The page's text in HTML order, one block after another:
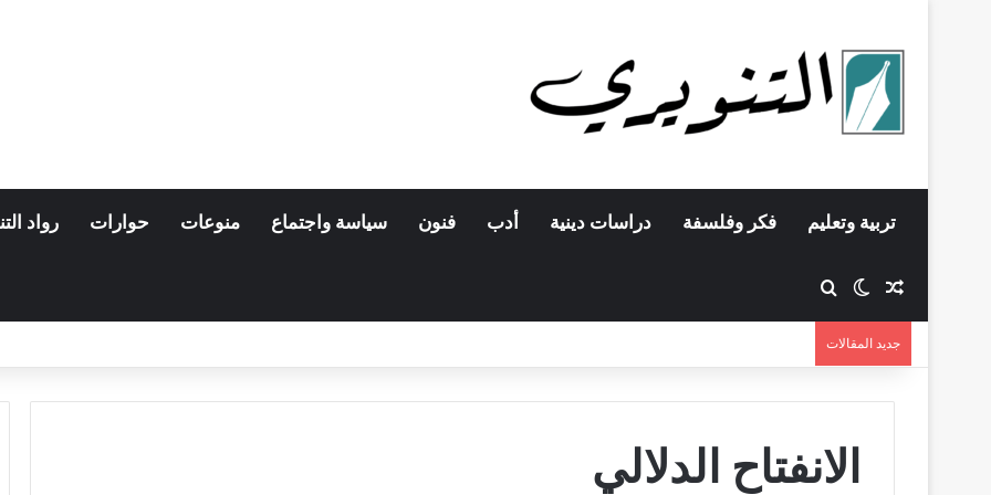
تربية وتعليم فكر وفلسفة دراسات دينية أدب فنون سياسة واجتماع منوعات حوارات رواد
مقال عشوائي
الوضع المظلم
جديد المقالات
الانفتاح الدلالي